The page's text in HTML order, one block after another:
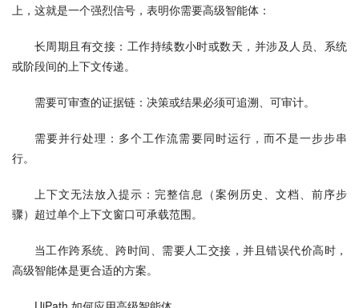
上，这就是一个强烈信号，表明你需要高级智能体：
长周期且有交接：工作持续数小时或数天，并涉及人员、系统
或阶段间的上下文传递。
需要可审查的证据链：决策或结果必须可追溯、可审计。
需要并行处理：多个工作流需要同时运行，而不是一步步串
行。
上下文无法放入提示：完整信息（案例历史、文档、前序步
骤）超过单个上下文窗口可承载范围。
当工作跨系统、跨时间、需要人工交接，并且错误代价高时，
高级智能体是更合适的方案。